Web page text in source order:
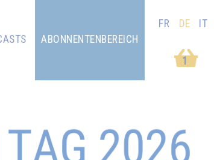
1
ABONNENTENBEREICH
FR DE IT